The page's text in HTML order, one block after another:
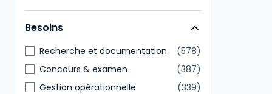
Direction générale
146
Tout public
85
Besoins
Recherche et documentation
578
Concours & examen
387
Gestion opérationnelle
339